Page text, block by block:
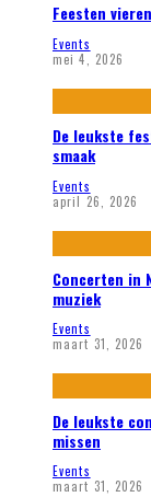
Feesten
Events
mei 4, 2026
De leukste
smaak
Events
april 26, 2026
Concerten in
muziek
Events
maart 31, 2026
De leukste
missen
Events
maart 31, 2026